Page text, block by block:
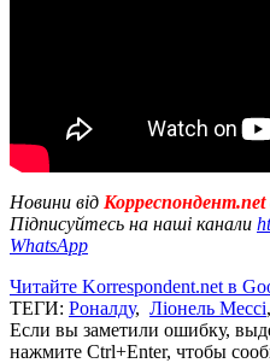
Новини від Корреспондент.net
Підписуйтесь на наші канали
WhatsApp
Читайте Korrespondent.net в
ТЕГИ: Роналду, Ліонель Мессі,
Если вы заметили ошибку,
нажмите Ctrl+Enter, чтобы